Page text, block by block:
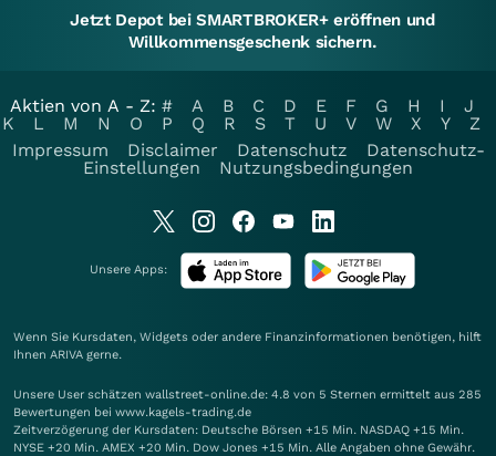
Jetzt Depot bei SMARTBROKER+ eröffnen und
Willkommensgeschenk sichern.
Aktien von A - Z: # A B C D E F G H I
J
K
L M N O P Q R S T U V W X Y
Z
Impressum
Disclaimer Datenschutz
Datenschutz-
Einstellungen
Nutzungsbedingungen
Unsere Apps:
Wenn Sie Kursdaten, Widgets oder andere Finanzinformationen benötigen, hilft
Ihnen ARIVA gerne.
Unsere User schätzen wallstreet-online.de: 4.8 von 5 Sternen ermittelt aus 285
Bewertungen bei www.kagels-trading.de
Zeitverzögerung der Kursdaten: Deutsche Börsen +15 Min. NASDAQ +15 Min.
NYSE +20 Min. AMEX +20 Min. Dow Jones +15 Min. Alle Angaben ohne Gewähr.